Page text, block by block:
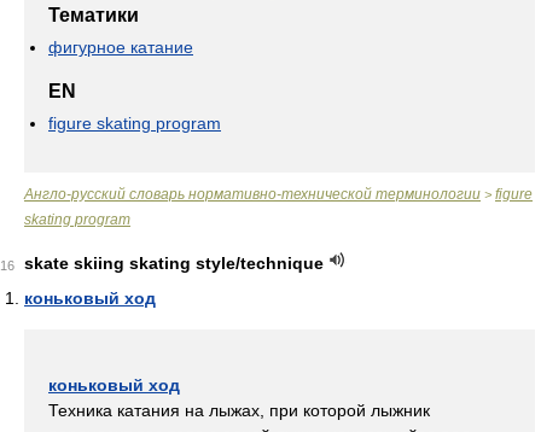
Тематики
фигурное катание
EN
figure skating program
Англо-русский словарь нормативно-технической терминологии > figure
skating program
16
skate skiing skating style/technique
коньковый ход
коньковый ход
Техника катания на лыжах, при которой лыжник